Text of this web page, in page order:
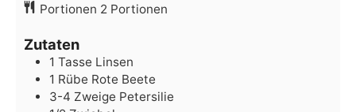
Portionen 2 Portionen
Zutaten
1 Tasse Linsen
1 Rübe Rote Beete
3-4 Zweige Petersilie